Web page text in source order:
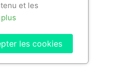
et les
les cookies